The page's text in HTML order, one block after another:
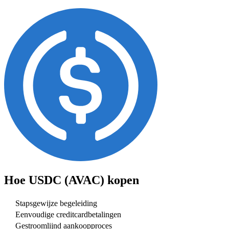
Hoe USDC (AVAC) kopen
Stapsgewijze begeleiding
Eenvoudige creditcardbetalingen
Gestroomlijnd aankoopproces